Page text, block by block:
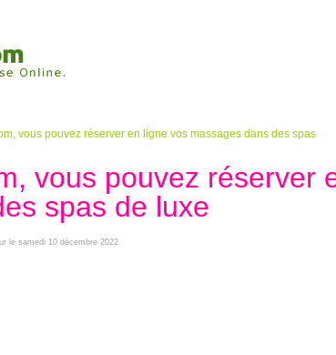
vous pouvez réserver en ligne vos massages dans des spas
vous pouvez réserver
spas de luxe
le samedi 10 décembre 2022